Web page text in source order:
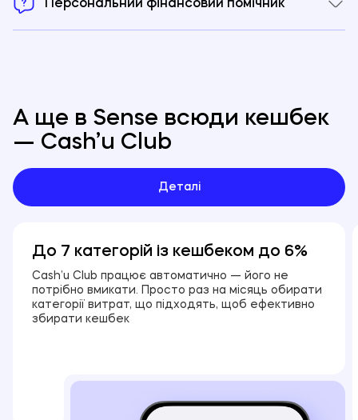
Персональний фінансовий помічник
А ще в Sense всюди кешбек
— Cash’u Club
Деталі
До 7 категорій із кешбеком до 6%
Cash’u Club працює автоматично — його не
потрібно вмикати. Просто раз на місяць обирати
категорії витрат, що підходять, щоб ефективно
збирати кешбек